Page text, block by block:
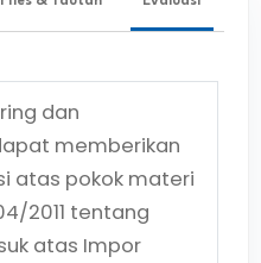
dan
memberikan
atas pokok materi
2011 tentang
atas Impor